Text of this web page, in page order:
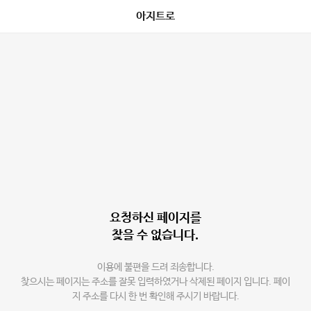
아지트로
요청하신 페이지를
찾을 수 없습니다.
이용에 불편을 드려 죄송합니다.
찾으시는 페이지는 주소를 잘못 입력하였거나 삭제된 페이지 입니다. 페이
지 주소를 다시 한 번 확인해 주시기 바랍니다.